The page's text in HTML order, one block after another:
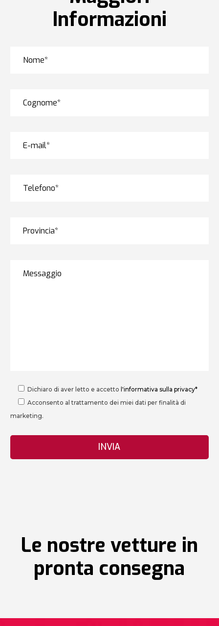
Informazioni
Dichiaro di aver letto e accetto l'informativa sulla privacy*
Acconsento al trattamento dei miei dati per finalità di
marketing.
Le nostre vetture in
pronta consegna